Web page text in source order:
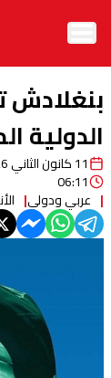
الأخبار
آراء
فيديو
مواقف
وليد جنبلاط
بنغلادش
الدولية
11 كانون الثاني 2026
06:11
عربي ودولي